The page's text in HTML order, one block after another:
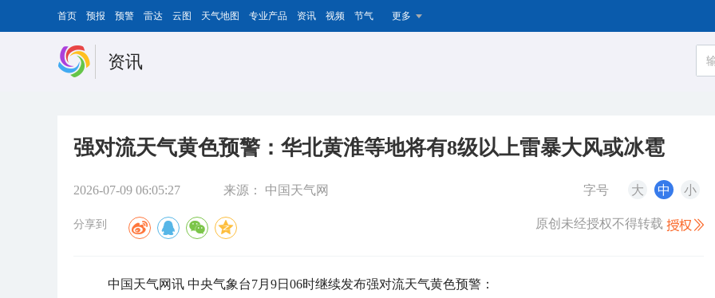
首页 预报 预警 雷达 云图 天气地图 专业产品 资讯 视频 节气 更多
资讯
强对流天气黄色预警：华北黄淮等地将有8级以上雷暴大风或冰雹
2026-07-09 06:05:27 来源： 中国天气网 字号 大 中 小
分享到 原创未经授权不得转载
中国天气网讯 中央气象台7月9日06时继续发布强对流天气黄色预警：